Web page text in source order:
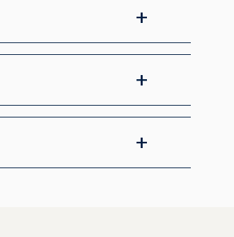
取や急ぎの転送が必要になっ
実際の利用時にかかる総額
議室を使いたいなど、必要が